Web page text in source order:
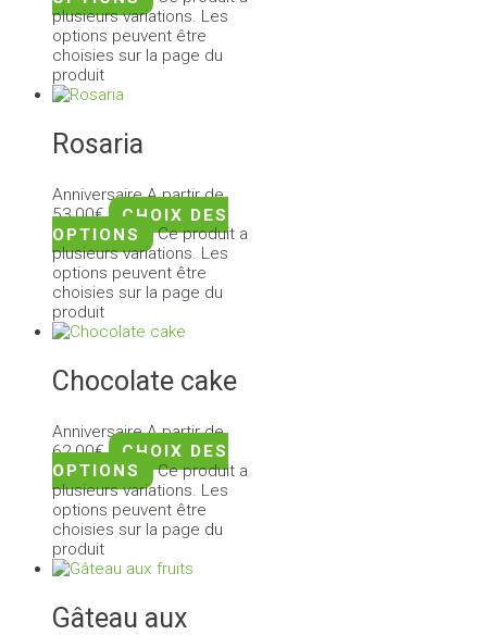
plusieurs variations. Les
options peuvent être
choisies sur la page du
produit
Rosaria
AnniversaireA partir de
53,00€
CHOIX DES
OPTIONS
Ce produit a
plusieurs variations. Les
options peuvent être
choisies sur la page du
produit
Chocolate cake
AnniversaireA partir de
62,00€
CHOIX DES
OPTIONS
Ce produit a
plusieurs variations. Les
options peuvent être
choisies sur la page du
produit
Gâteau aux